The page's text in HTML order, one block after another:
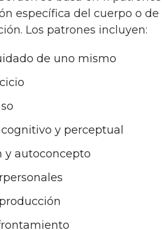
específica del cuerpo o
Los patrones incluyen:
de uno mismo
y perceptual
y autoconcepto